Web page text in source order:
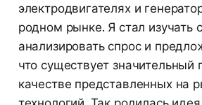
электродвигателях и
родном рынке. Я стал изучать
анализировать спрос и
что существует значительный
качестве представленных на